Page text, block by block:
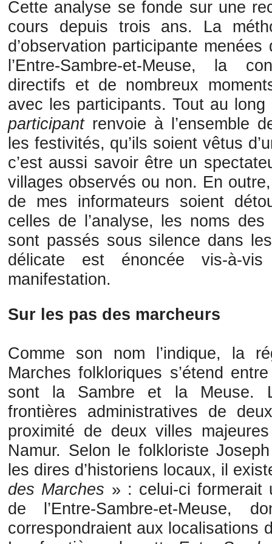
Cette analyse se fonde sur une
cours depuis trois ans. La
d’observation participante
l’Entre-Sambre-et-Meuse, la
directifs et de nombreux
avec les participants. Tout au long
participantrenvoie à l’ensemble
les festivités, qu’ils soient vêtus
c’est aussi savoir être un
villages observés ou non. En
de mes informateurs soient
celles de l’analyse, les noms
sont passés sous silence dans
délicate est énoncée vis-à-
manifestation.
Sur les pas des marcheurs
Comme son nom l’indique, la
Marches folkloriques s’étend
sont la Sambre et la Meuse.
frontières administratives de
proximité de deux villes
Namur. Selon le folkloriste
les dires d’historiens locaux, il
des Marches » : celui-ci formerait
de l’Entre-Sambre-et-Meuse,
correspondraient aux localisations